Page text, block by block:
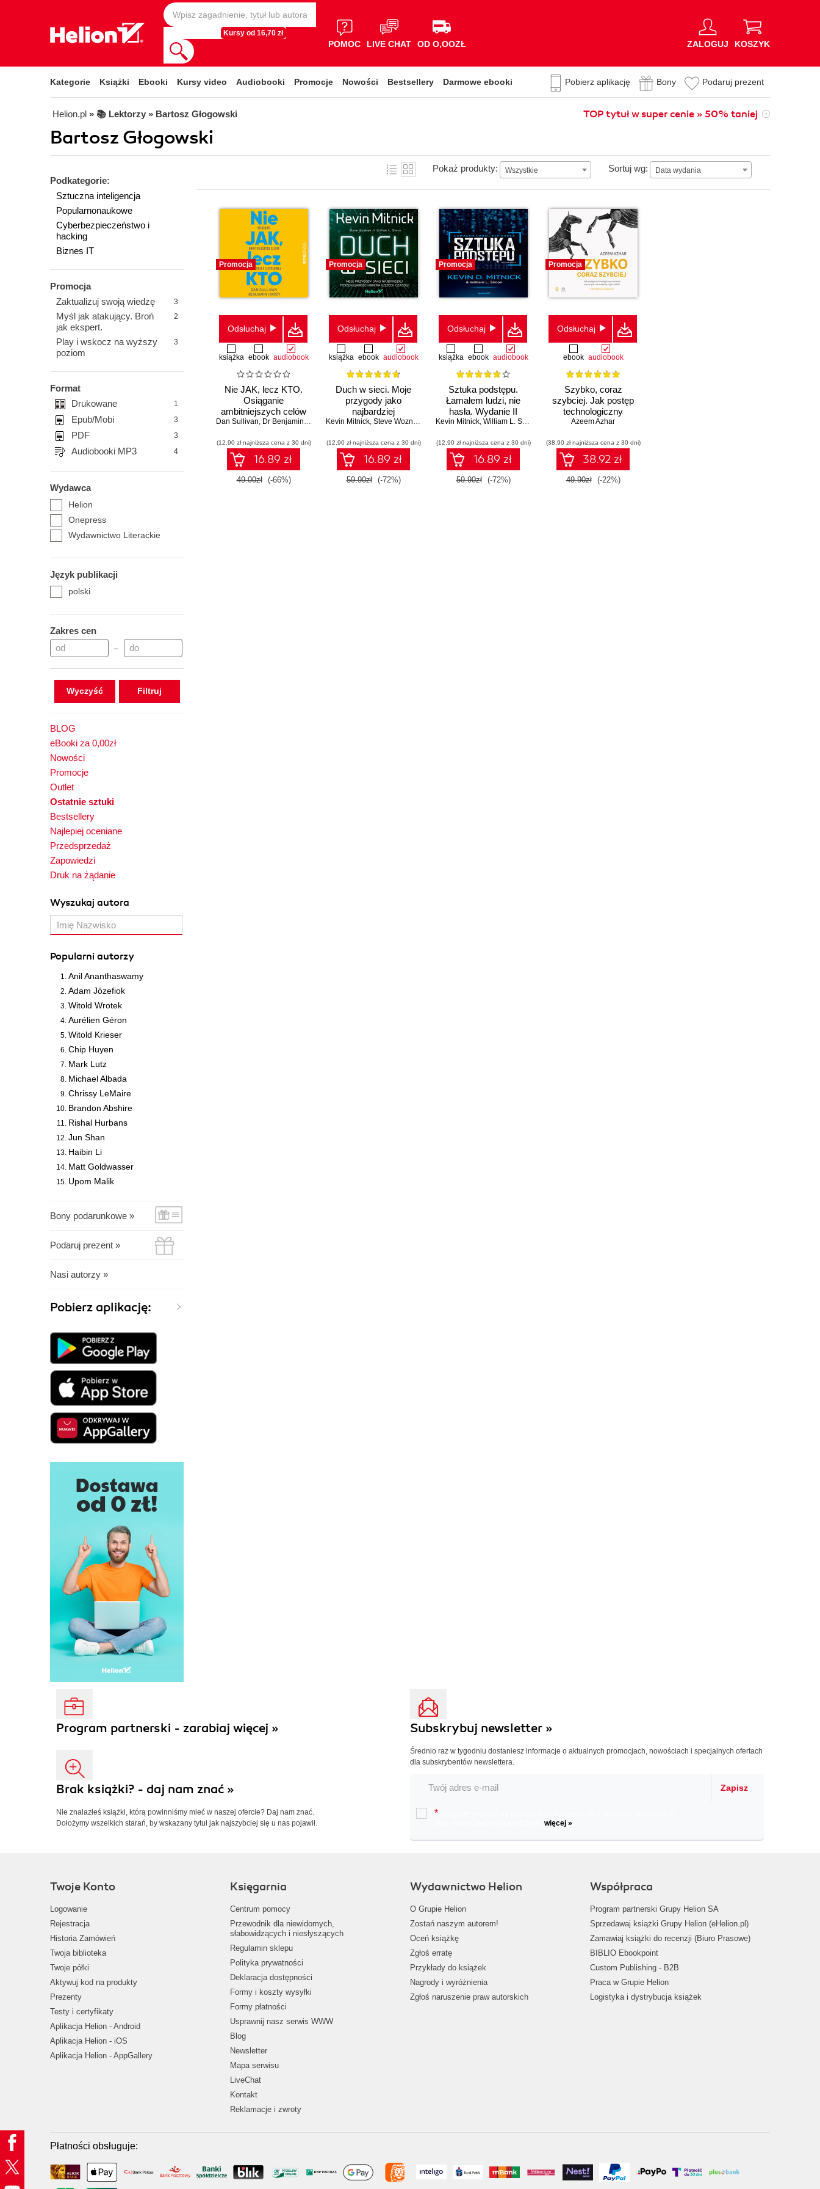
Kursy od 16,70 zł
POMOC LIVE CHAT OD O,OOZŁ ZALOGUJ KOSZYK
Kategorie Książki Ebooki Kursy video Audiobooki Promocje Nowości Bestsellery Darmowe ebooki Pobierz aplikację Bony Podaruj prezent
Helion.pl » 📚 Lektorzy » Bartosz Głogowski TOP tytuł w super cenie » 50% taniej
Bartosz Głogowski
Podkategorie:
Sztuczna inteligencja
Popularnonaukowe
Cyberbezpieczeństwo i
hacking
Biznes IT
Promocja
Zaktualizuj swoją wiedzę
3
Myśl jak atakujący. Broń
jak ekspert.
2
Play i wskocz na wyższy
poziom
3
Format
Drukowane
1
Epub/Mobi 3
PDF 3
Audiobooki MP3 4
Wydawca
Helion
Onepress
Wydawnictwo Literackie
Język publikacji
polski
Zakres cen
–
Wyczyść
BLOG
eBooki za 0,00zł
Nowości
Promocje
Outlet
Ostatnie sztuki
Bestsellery
Najlepiej oceniane
Przedsprzedaż
Zapowiedzi
Druk na żądanie
Wyszukaj autora
Popularni autorzy
Anil Ananthaswamy
Adam Józefiok
Witold Wrotek
Aurélien Géron
Witold Krieser
Chip Huyen
Mark Lutz
Michael Albada
Chrissy LeMaire
Brandon Abshire
Rishal Hurbans
Jun Shan
Haibin Li
Matt Goldwasser
Upom Malik
Bony podarunkowe »
Podaruj prezent »
Nasi autorzy »
Pobierz aplikację:
Pokaż produkty: Wszystkie Sortuj wg: Data wydania
Data wydania
Promocja
Odsłuchaj
książka ebook audiobook
Nie JAK, lecz KTO.
Osiąganie
ambitniejszych celów
dzięki pracy zespołowej
Dan Sullivan, Dr Benjamin Hardy
(12,90 zł najniższa cena z 30 dni)
16.89 zł
49.00zł (-66%)
Promocja
Odsłuchaj
książka ebook audiobook
Duch w sieci. Moje
przygody jako
najbardziej
poszukiwanego hakera
Kevin Mitnick, Steve Wozniak (Foreword) ,William L. Simon (Contributor)
(12,90 zł najniższa cena z 30 dni)
16.89 zł
59.90zł (-72%)
Promocja
Odsłuchaj
książka ebook audiobook
Sztuka podstępu.
Łamałem ludzi, nie
hasła. Wydanie II
Kevin Mitnick, William L. Simon
(12,90 zł najniższa cena z 30 dni)
16.89 zł
59.90zł (-72%)
Promocja
Odsłuchaj
ebook audiobook
Szybko, coraz
szybciej. Jak postęp
technologiczny
zostawia nas w tyle i co
Azeem Azhar
(38,90 zł najniższa cena z 30 dni)
38.92 zł
49.90zł (-22%)
Program partnerski - zarabiaj więcej »
Brak książki? - daj nam znać »
Nie znalazłeś książki, którą powinniśmy mieć w naszej ofercie? Daj nam znać.
Dołożymy wszelkich starań, by wskazany tytuł jak najszybciej się u nas pojawił.
Subskrybuj newsletter »
Średnio raz w tygodniu dostaniesz informacje o aktualnych promocjach, nowościach i specjalnych ofertach
dla subskrybentów newslettera.
Zapisz
*
więcej »
Twoje Konto
Logowanie
Rejestracja
Historia Zamówień
Twoja biblioteka
Twoje półki
Aktywuj kod na produkty
Prezenty
Testy i certyfikaty
Aplikacja Helion - Android
Aplikacja Helion - iOS
Aplikacja Helion - AppGallery
Księgarnia
Centrum pomocy
Przewodnik dla niewidomych,
słabowidzących i niesłyszących
Regulamin sklepu
Polityka prywatności
Deklaracja dostępności
Formy i koszty wysyłki
Formy płatności
Usprawnij nasz serwis WWW
Blog
Newsletter
Mapa serwisu
LiveChat
Kontakt
Reklamacje i zwroty
Wydawnictwo Helion
O Grupie Helion
Zostań naszym autorem!
Oceń książkę
Zgłoś erratę
Przykłady do książek
Nagrody i wyróżnienia
Zgłoś naruszenie praw autorskich
Współpraca
Program partnerski Grupy Helion SA
Sprzedawaj książki Grupy Helion (eHelion.pl)
Zamawiaj książki do recenzji (Biuro Prasowe)
BIBLIO Ebookpoint
Custom Publishing - B2B
Praca w Grupie Helion
Logistyka i dystrybucja książek
Płatności obsługuje: